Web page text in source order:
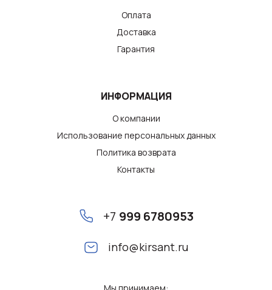
Оплата
Доставка
Гарантия
ИНФОРМАЦИЯ
О компании
Использование персональных данных
Политика возврата
Контакты
+7 999 6780953
info@kirsant.ru